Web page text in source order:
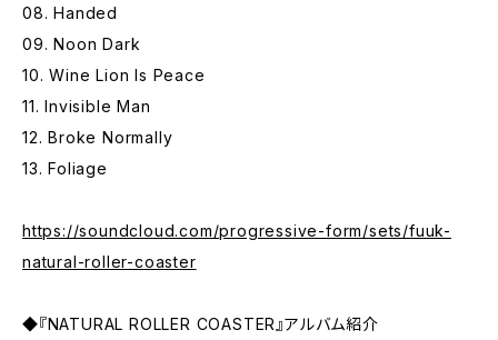
08. Handed
09. Noon Dark
10. Wine Lion Is Peace
11. Invisible Man
12. Broke Normally
13. Foliage
https://soundcloud.com/progressive-form/sets/fuuk-
natural-roller-coaster
◆『NATURAL ROLLER COASTER』アルバム紹介